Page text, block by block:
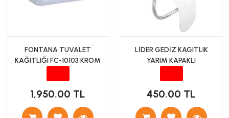
FONTANA TUVALET
KAĞITLIĞI FC-10103 KROM
1,950.00 TL
LİDER GEDİZ KAGITLIK
YARIM KAPAKLI
450.00 TL